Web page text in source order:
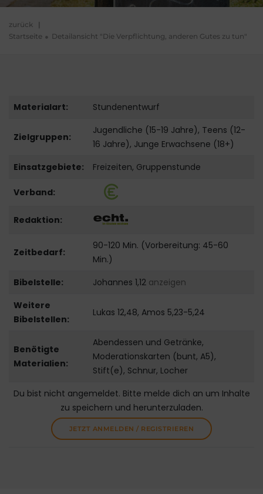
zurück |
Startseite
Detailansicht "Die Verpflichtung, anderen Gutes zu tun"
Materialart: Stundenentwurf
Zielgruppen:
Jugendliche (15-19 Jahre), Teens (12-
16 Jahre), Junge Erwachsene (18+)
Einsatzgebiete:
Freizeiten, Gruppenstunde
Verband:
Redaktion:
Zeitbedarf:
90-120 Min. (Vorbereitung: 45-60
Min.)
Bibelstelle:
Johannes 1,12 anzeigen
Weitere
Bibelstellen:
Lukas 12,48, Amos 5,23-5,24
Benötigte
Materialien:
Abendessen und Getränke,
Moderationskarten (bunt, A5),
Stift(e), Schnur, Locher
Du bist nicht angemeldet. Bitte melde dich an um Inhalte
zu speichern und herunterzuladen.
JETZT ANMELDEN / REGISTRIEREN